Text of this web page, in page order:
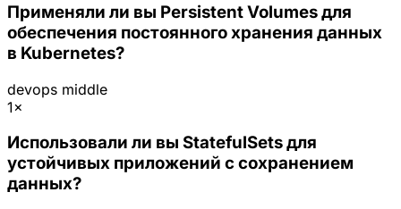
Применяли ли вы Persistent Volumes для
обеспечения постоянного хранения данных
в Kubernetes?
devops middle
1×
Использовали ли вы StatefulSets для
устойчивых приложений с сохранением
данных?